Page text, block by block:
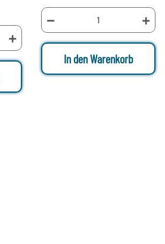
In den Warenkorb